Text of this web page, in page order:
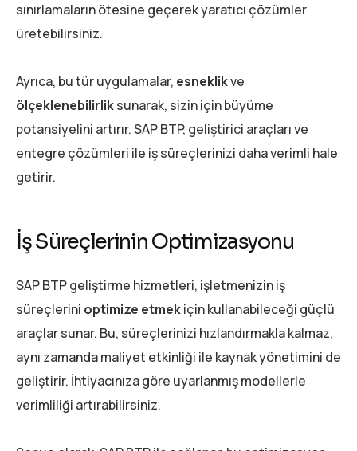
sınırlamaların ötesine geçerek yaratıcı çözümler
üretebilirsiniz.
Ayrıca, bu tür uygulamalar, esneklikve
ölçeklenebilirliksunarak, sizin için büyüme
potansiyelini artırır. SAP BTP, geliştirici araçları ve
entegre çözümleri ile iş süreçlerinizi daha verimli hale
getirir.
İş Süreçlerinin Optimizasyonu
SAP BTP geliştirme hizmetleri, işletmenizin iş
süreçlerini optimize etmekiçin kullanabileceği güçlü
araçlar sunar. Bu, süreçlerinizi hızlandırmakla kalmaz,
aynı zamanda maliyet etkinliği ile kaynak yönetimini de
geliştirir. İhtiyacınıza göre uyarlanmış modellerle
verimliliği artırabilirsiniz.